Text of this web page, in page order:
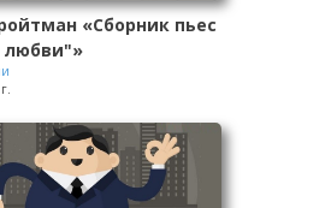
«Сборник пьес
любви"»